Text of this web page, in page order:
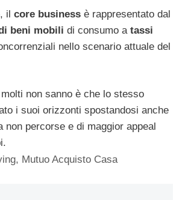
il core business è rappresentato dal
beni mobili di consumo a tassi
nello scenario attuale del
non sanno è che lo stesso
i suoi orizzonti spostandosi anche
non percorse e di maggior appeal
, Mutuo Acquisto Casa